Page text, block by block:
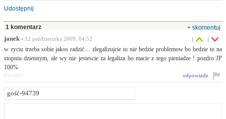
Udostępnij
1 komentarz
+ skomentuj
janek • 12 października 2009, 04:52
w zyciu trzeba sobie jakos radzić.... zlegalizujcie to nie bedzie problemow bo bedzie to na
stopniu dziennym, ale wy nie jestescie za legaliza bo macie z tego pieniadze ! pozdro JP
100%
1 1
odpowiedz
ID:14103